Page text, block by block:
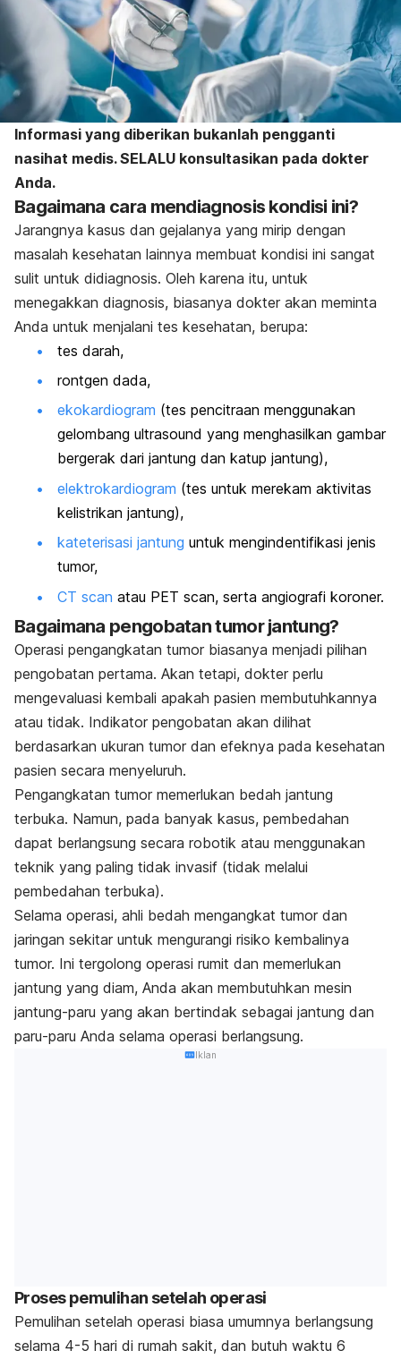
Informasi yang diberikan bukanlah pengganti
nasihat medis. SELALU konsultasikan pada dokter
Anda.
Bagaimana cara mendiagnosis kondisi ini?
Jarangnya kasus dan gejalanya yang mirip dengan
masalah kesehatan lainnya membuat kondisi ini sangat
sulit untuk didiagnosis. Oleh karena itu, untuk
menegakkan diagnosis, biasanya dokter akan meminta
Anda untuk menjalani tes kesehatan, berupa:
tes darah,
rontgen dada,
ekokardiogram (tes pencitraan menggunakan
gelombang ultrasound yang menghasilkan gambar
bergerak dari jantung dan katup jantung),
elektrokardiogram (tes untuk merekam aktivitas
kelistrikan jantung),
kateterisasi jantung untuk mengindentifikasi jenis
tumor,
CT scan atau PET scan, serta angiografi koroner.
Bagaimana pengobatan tumor jantung?
Operasi pengangkatan tumor biasanya menjadi pilihan
pengobatan pertama. Akan tetapi, dokter perlu
mengevaluasi kembali apakah pasien membutuhkannya
atau tidak. Indikator pengobatan akan dilihat
berdasarkan ukuran tumor dan efeknya pada kesehatan
pasien secara menyeluruh.
Pengangkatan tumor memerlukan bedah jantung
terbuka. Namun, pada banyak kasus, pembedahan
dapat berlangsung secara robotik atau menggunakan
teknik yang paling tidak invasif (tidak melalui
pembedahan terbuka).
Selama operasi, ahli bedah mengangkat tumor dan
jaringan sekitar untuk mengurangi risiko kembalinya
tumor. Ini tergolong operasi rumit dan memerlukan
jantung yang diam, Anda akan membutuhkan mesin
jantung-paru yang akan bertindak sebagai jantung dan
paru-paru Anda selama operasi berlangsung.
Iklan
Proses pemulihan setelah operasi
Pemulihan setelah operasi biasa umumnya berlangsung
selama 4-5 hari di rumah sakit, dan butuh waktu 6